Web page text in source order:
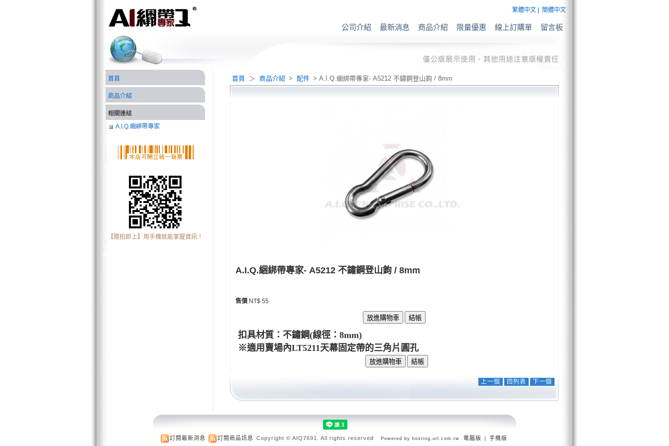
繁體中文 簡體中文
公司介紹 最新消息 商品介紹 限量優惠 線上訂購單 留言板
首頁 ＞ 商品介紹 > 配件 > A.I.Q.綑綁帶專家- A5212 不鏽鋼登山鉤 / 8mm
A.I.Q.綑綁帶專家- A5212 不鏽鋼登山鉤 / 8mm
售價 NT$ 55
扣具材質：不鏽鋼(線徑：8mm)
※適用賣場內LT5211天幕固定帶的三角片圓孔
上一個 回列表 下一個
首頁
商品介紹
相關連結
A.I.Q.綑綁帶專家
【隨拍即上】用手機就能掌握資訊！
訂閱最新消息 訂閱商品訊息 Copyright © AIQ7691. All rights reserved Powered by hosting.url.com.tw 電腦版 | 手機版